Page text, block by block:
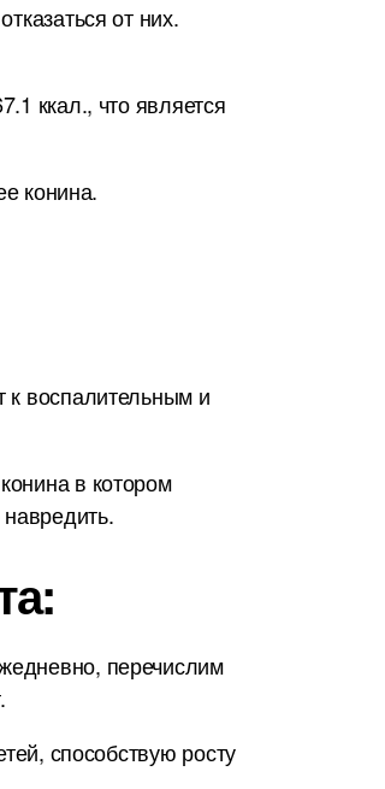
от них.
ккал., что является
конина.
к воспалительным и
в котором
перечислим
способствую росту